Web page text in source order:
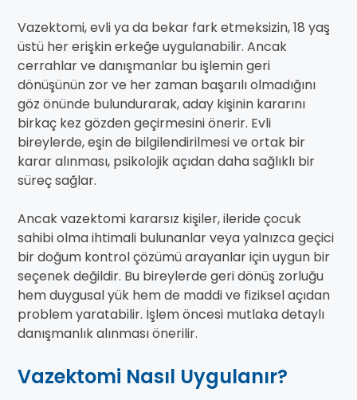
Vazektomi, evli ya da bekar fark etmeksizin, 18 yaş
üstü her erişkin erkeğe uygulanabilir. Ancak
cerrahlar ve danışmanlar bu işlemin geri
dönüşünün zor ve her zaman başarılı olmadığını
göz önünde bulundurarak, aday kişinin kararını
birkaç kez gözden geçirmesini önerir. Evli
bireylerde, eşin de bilgilendirilmesi ve ortak bir
karar alınması, psikolojik açıdan daha sağlıklı bir
süreç sağlar.
Ancak vazektomi kararsız kişiler, ileride çocuk
sahibi olma ihtimali bulunanlar veya yalnızca geçici
bir doğum kontrol çözümü arayanlar için uygun bir
seçenek değildir. Bu bireylerde geri dönüş zorluğu
hem duygusal yük hem de maddi ve fiziksel açıdan
problem yaratabilir. İşlem öncesi mutlaka detaylı
danışmanlık alınması önerilir.
Vazektomi Nasıl Uygulanır?